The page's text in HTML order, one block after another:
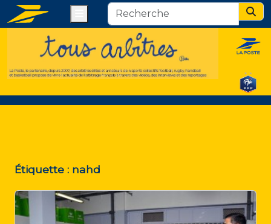
Étiquette : nahd